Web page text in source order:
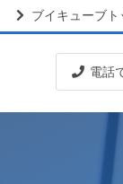
ブイキューブト
電話